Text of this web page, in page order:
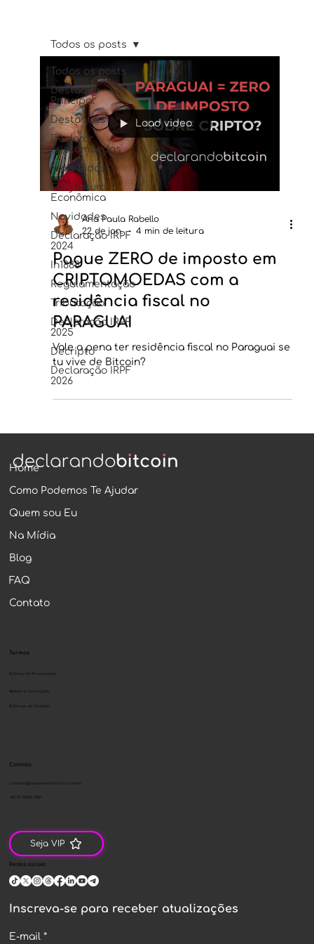
Todos os posts
Destaque
Principal
Destaques
Declarar
criptomoedas
Mais Lidas
Conjuntura
Econômica
Novidades
Declaração IRPF
2024
In1888
Regulamentação
Tributação
Declaração IRPF
2025
Decripto
Declaração IRPF
2026
Todos os posts
Load video
Ana Paula Rabello
22 de jan.
4 min de leitura
Pague ZERO de imposto em
CRIPTOMOEDAS com a
residência fiscal no
PARAGUAI
Vale a pena ter residência fiscal no Paraguai se
tu vive de Bitcoin?
Home
Como Podemos Te Ajudar
Quem sou Eu
Na Mídia
Blog
FAQ
Contato
Termos
Política de Privacidade
Termos e Condições
Políticas de Cookies
Contato
contato@declarandobitcoin.com.br
+55 51 99520-7881
Redes sociais
Seja VIP
Inscreva-se para receber atualizações
E-mail *